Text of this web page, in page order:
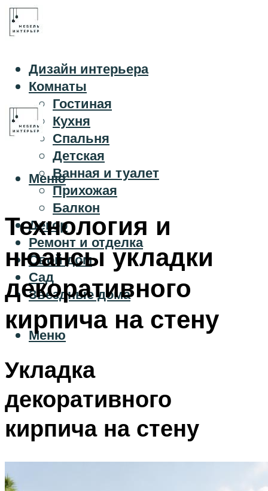
Дизайн интерьера
Комнаты
Гостиная
Кухня
Спальня
Детская
Ванная и туалет
Прихожая
Балкон
Декор
Ремонт и отделка
Свой дом
Сад
Звездные дома
Меню
Меню
Технология и
нюансы укладки
декоративного
кирпича на стену
Укладка
декоративного
кирпича на стену